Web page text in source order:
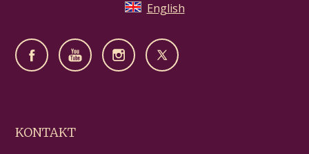
English
KONTAKT